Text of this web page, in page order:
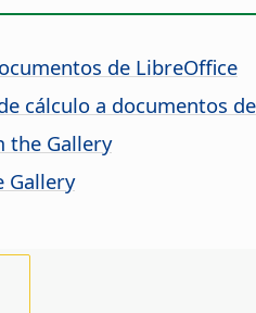
de LibreOffice
cálculo a documentos
the Gallery
Gallery